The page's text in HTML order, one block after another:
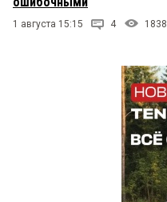
1 августа 15:15 4 1838